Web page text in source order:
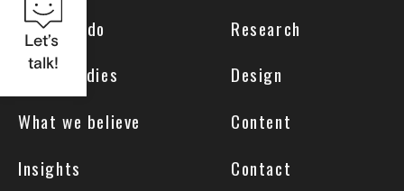
Let’s
talk!
What we do
Case Studies
What we believe
Insights
Research
Design
Content
Contact